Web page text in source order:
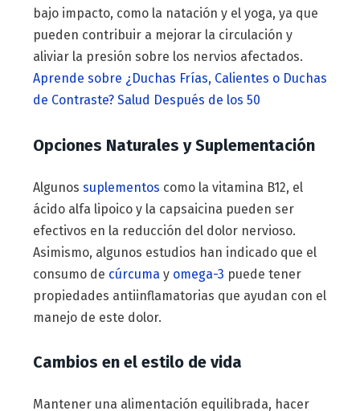
bajo impacto, como la natación y el yoga, ya que
pueden contribuir a mejorar la circulación y
aliviar la presión sobre los nervios afectados.
Aprende sobre ¿Duchas Frías, Calientes o Duchas
de Contraste? Salud Después de los 50
Opciones Naturales y Suplementación
Algunos suplementos como la vitamina B12, el
ácido alfa lipoico y la capsaicina pueden ser
efectivos en la reducción del dolor nervioso.
Asimismo, algunos estudios han indicado que el
consumo de cúrcuma y omega-3 puede tener
propiedades antiinflamatorias que ayudan con el
manejo de este dolor.
Cambios en el estilo de vida
Mantener una alimentación equilibrada, hacer